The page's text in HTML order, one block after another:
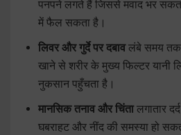
पनपने लगते हैं जिससे मवाद भर
में फैल सकता है।
लिवर और गुर्दे पर दबावलंबे समय तक
खाने से शरीर के मुख्य फिल्टर यानी
नुकसान पहुँचता है।
मानसिक तनाव और चिंतालगातार
घबराहट और नींद की समस्या हो